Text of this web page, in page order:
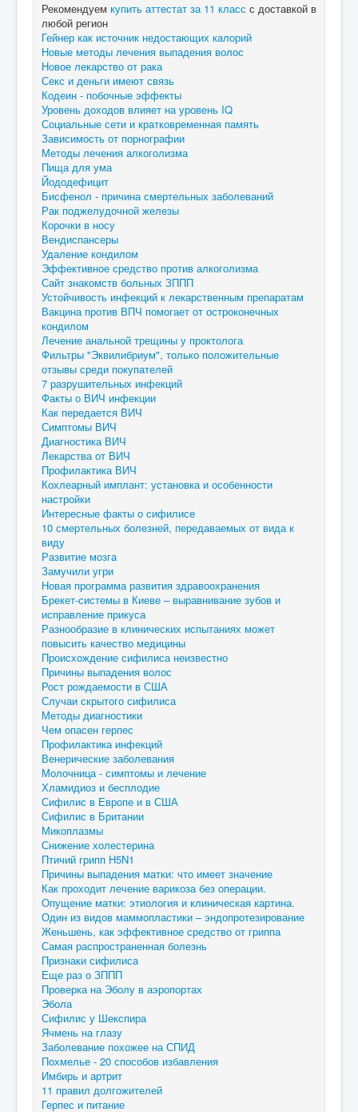
Рекомендуем купить аттестат за 11 класс с доставкой в
любой регион
Гейнер как источник недостающих калорий
Новые методы лечения выпадения волос
Новое лекарство от рака
Секс и деньги имеют связь
Кодеин - побочные эффекты
Уровень доходов влияет на уровень IQ
Социальные сети и кратковременная память
Зависимость от порнографии
Методы лечения алкоголизма
Пища для ума
Йододефицит
Бисфенол - причина смертельных заболеваний
Рак поджелудочной железы
Корочки в носу
Вендиспансеры
Удаление кондилом
Эффективное средство против алкоголизма
Сайт знакомств больных ЗППП
Устойчивость инфекций к лекарственным препаратам
Вакцина против ВПЧ помогает от остроконечных
кондилом
Лечение анальной трещины у проктолога
Фильтры "Эквилибриум", только положительные
отзывы среди покупателей
7 разрушительных инфекций
Факты о ВИЧ инфекции
Как передается ВИЧ
Симптомы ВИЧ
Диагностика ВИЧ
Лекарства от ВИЧ
Профилактика ВИЧ
Кохлеарный имплант: установка и особенности
настройки
Интересные факты о сифилисе
10 смертельных болезней, передаваемых от вида к
виду
Развитие мозга
Замучили угри
Новая программа развития здравоохранения
Брекет-системы в Киеве – выравнивание зубов и
исправление прикуса
Разнообразие в клинических испытаниях может
повысить качество медицины
Происхождение сифилиса неизвестно
Причины выпадения волос
Рост рождаемости в США
Случаи скрытого сифилиса
Методы диагностики
Чем опасен герпес
Профилактика инфекций
Венерические заболевания
Молочница - симптомы и лечение
Хламидиоз и бесплодие
Сифилис в Европе и в США
Сифилис в Британии
Микоплазмы
Снижение холестерина
Птичий грипп H5N1
Причины выпадения матки: что имеет значение
Как проходит лечение варикоза без операции.
Опущение матки: этиология и клиническая картина.
Один из видов маммопластики – эндопротезирование
Женьшень, как эффективное средство от гриппа
Самая распространенная болезнь
Признаки сифилиса
Еще раз о ЗППП
Проверка на Эболу в аэропортах
Эбола
Сифилис у Шекспира
Ячмень на глазу
Заболевание похожее на СПИД
Похмелье - 20 способов избавления
Имбирь и артрит
11 правил долгожителей
Герпес и питание